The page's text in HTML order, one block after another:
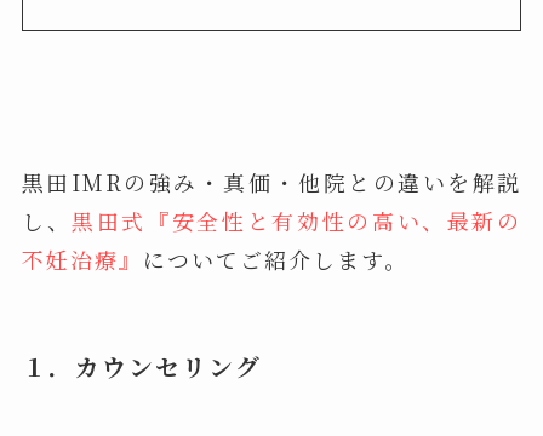
黒田IMRの強み・真価・他院との違いを解説
し、黒田式『安全性と有効性の高い、最新の
不妊治療』 についてご紹介します。
１．カウンセリング